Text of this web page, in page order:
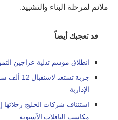
ملائم لمرحلة البناء والتشييد.
قد تعجبك أيضاً
انطلاق موسم تدلية عراجين
جربة
الإدارية
استئناف شركات الخليج
مكاسب الناقلات الآسيوية